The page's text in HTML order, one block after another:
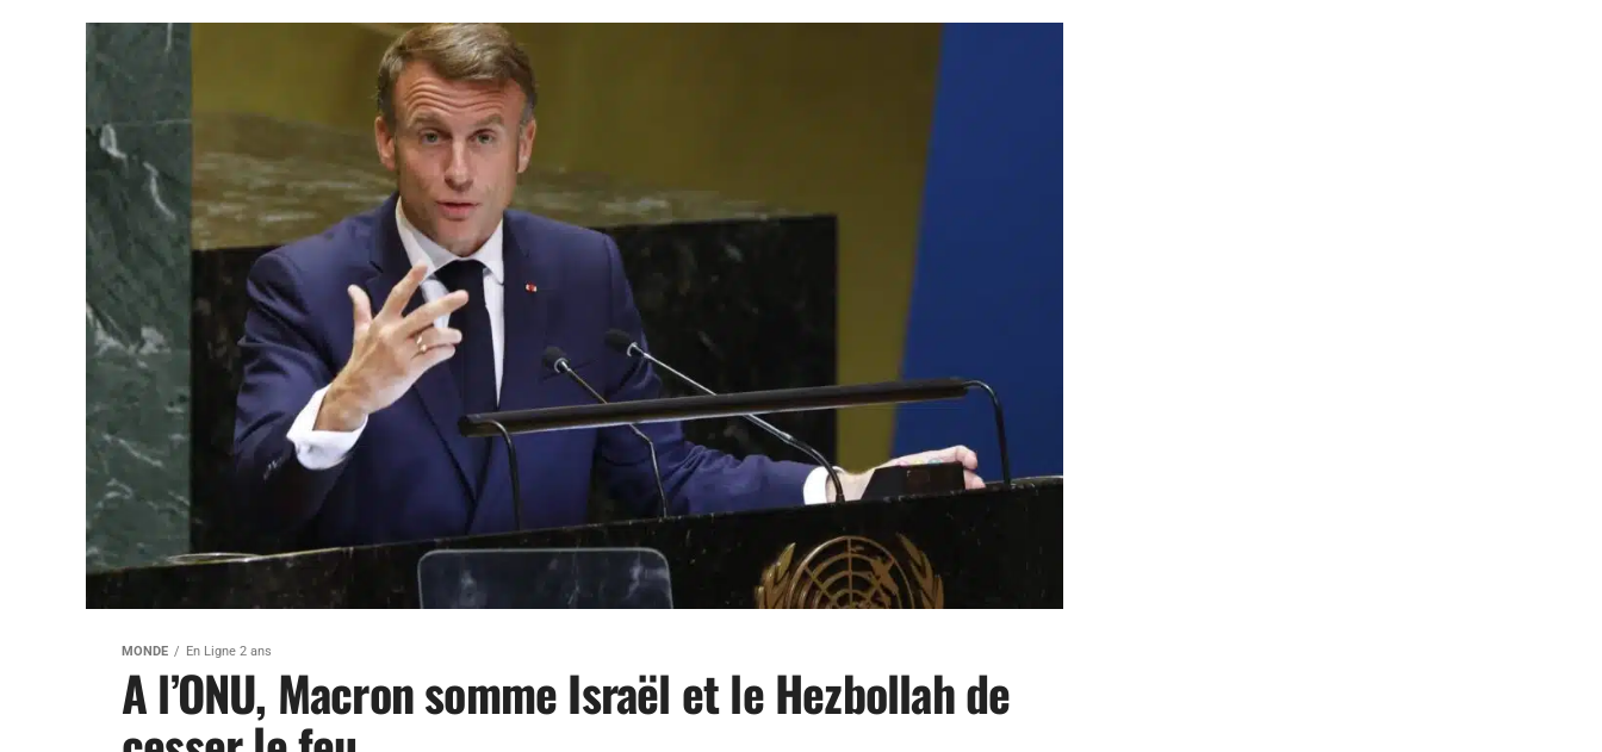
MONDE En Ligne 2 ans
A l’ONU, Macron somme Israël et le Hezbollah de